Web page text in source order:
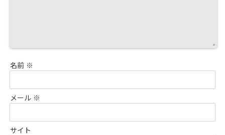
名前 ※
メール ※
サイト